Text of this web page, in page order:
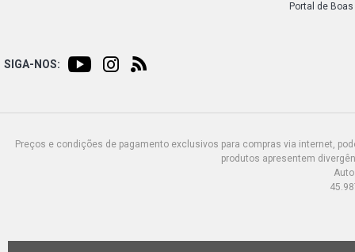
Portal de
SIGA-NOS:
Preços e condições de pagamento exclusivos para compras via internet,
produtos apresentem